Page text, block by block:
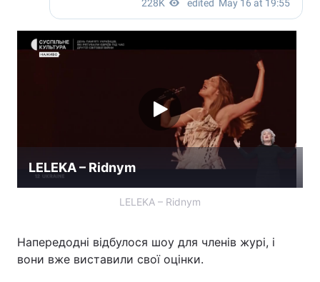
LELEKA – Ridnym
LELEKA – Ridnym
Напередодні відбулося шоу для членів журі, і
вони вже виставили свої оцінки.